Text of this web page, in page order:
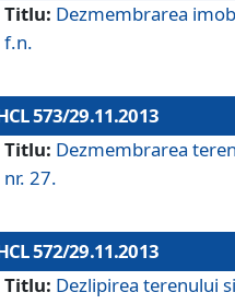
Titlu: Dezmembrarea
f.n.
573/29.11.2013
Titlu: Dezmembrarea
nr. 27.
572/29.11.2013
Titlu: Dezlipirea terenului